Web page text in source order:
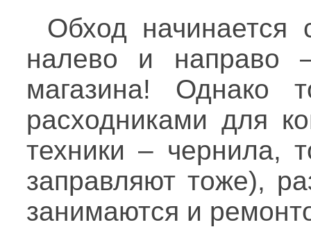
Обход начинается
налево и направо
магазина! Однако
расходниками для
техники – чернила,
заправляют тоже),
занимаются и